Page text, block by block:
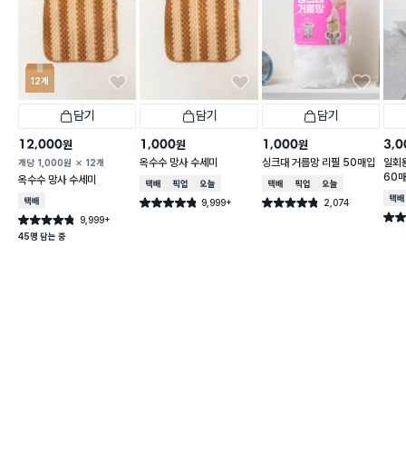
12개
담기
12,000원
개당 1,000원 12개
옥수수 망사 수세미
택배배송
별점 4.8점 9,999+
건 작성
45명 담는 중
담기
1,000원
옥수수 망사 수세미
택배배송매장픽업오늘배송
별점 4.8점 9,999+
건 작성
담기
1,000원
싱크대 거름망 리필 50매입
택배배송매장픽업오늘배송
별점 4.8점 2,074
건 작성
일
60
택배
별점